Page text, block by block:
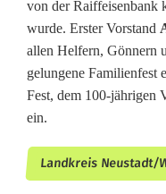
von der Raiffeisenbank
wurde. Erster Vorstand
allen Helfern, Gönnern
gelungene Familienfest
Fest, dem 100-jährigen
ein.
Landkreis Neustadt/